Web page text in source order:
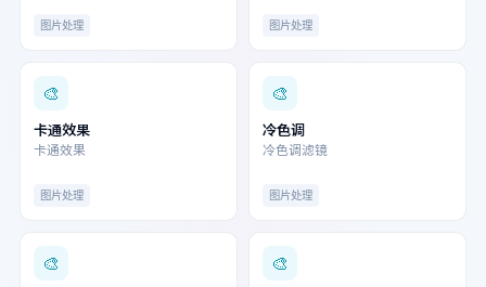
图片处理 图片处理
🎨
卡通效果
卡通效果
图片处理
🎨
冷色调
冷色调滤镜
图片处理
🎨 🎨